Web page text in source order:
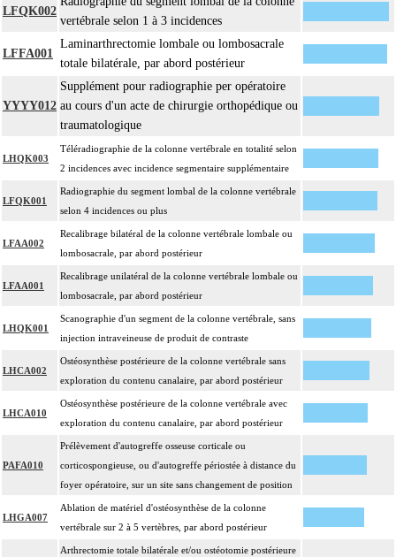
LFQK002
vertébrale selon 1 à 3 incidences
LFFA001
Laminarthrectomie lombale ou lombosacrale
totale bilatérale, par abord postérieur
YYYY012
Supplément pour radiographie per opératoire
au cours d'un acte de chirurgie orthopédique ou
traumatologique
LHQK003
Téléradiographie de la colonne vertébrale en totalité selon
2 incidences avec incidence segmentaire supplémentaire
LFQK001
Radiographie du segment lombal de la colonne vertébrale
selon 4 incidences ou plus
LFAA002
Recalibrage bilatéral de la colonne vertébrale lombale ou
lombosacrale, par abord postérieur
LFAA001
Recalibrage unilatéral de la colonne vertébrale lombale ou
lombosacrale, par abord postérieur
LHQK001
Scanographie d'un segment de la colonne vertébrale, sans
injection intraveineuse de produit de contraste
LHCA002
Ostéosynthèse postérieure de la colonne vertébrale sans
exploration du contenu canalaire, par abord postérieur
LHCA010
Ostéosynthèse postérieure de la colonne vertébrale avec
exploration du contenu canalaire, par abord postérieur
PAFA010
Prélèvement d'autogreffe osseuse corticale ou
corticospongieuse, ou d'autogreffe périostée à distance du
foyer opératoire, sur un site sans changement de position
LHGA007
Ablation de matériel d'ostéosynthèse de la colonne
vertébrale sur 2 à 5 vertèbres, par abord postérieur
Arthrectomie totale bilatérale et/ou ostéotomie postérieure